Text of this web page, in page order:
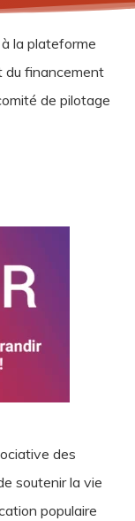
la plateforme
du financement
de pilotage
des
soutenir la vie
populaire